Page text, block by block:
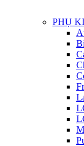
PHỤ